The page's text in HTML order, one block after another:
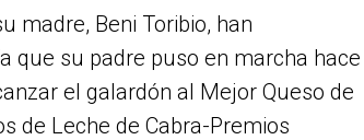
madre, Beni Toribio, han
que su padre puso en marcha hace
el galardón al Mejor Queso de
de Leche de Cabra-Premios